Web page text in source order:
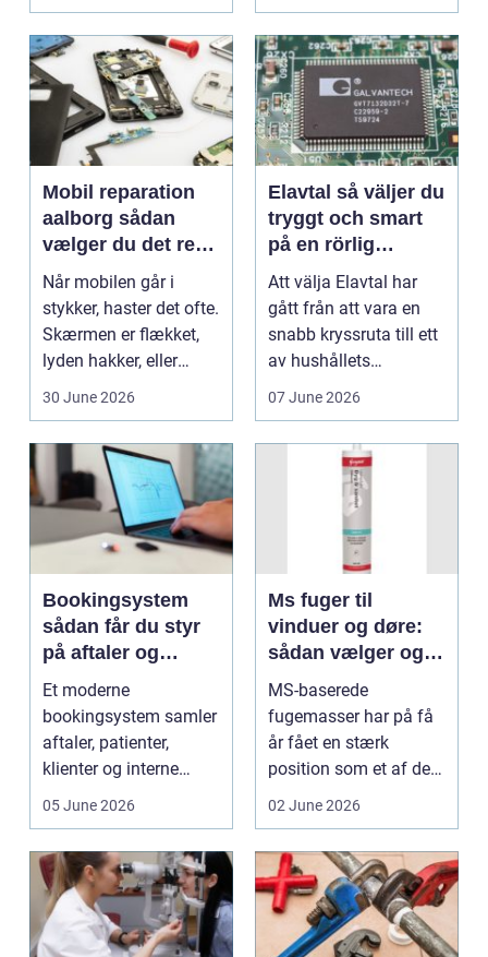
Mobil reparation
aalborg sådan
vælger du det rette
værksted
Når mobilen går i
stykker, haster det ofte.
Skærmen er flækket,
lyden hakker, eller
batteriet løber ...
30 June 2026
Elavtal så väljer du
tryggt och smart
på en rörlig
elmarknad
Att välja Elavtal har
gått från att vara en
snabb kryssruta till ett
av hushållets
viktigaste ekonom...
07 June 2026
Bookingsystem
sådan får du styr
på aftaler og
arbejdsgange
Et moderne
bookingsystem samler
aftaler, patienter,
klienter og interne
arbejdsgange ét sted. I
05 June 2026
Ms fuger til
vinduer og døre:
sådan vælger og
bruger du dem
rigtigt
MS-baserede
fugemasser har på få
år fået en stærk
position som et af de
mest alsidige valg til
02 June 2026